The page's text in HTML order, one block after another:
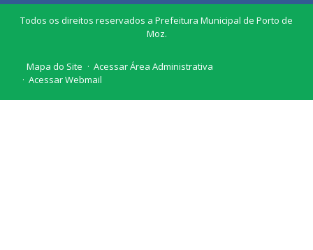
Todos os direitos reservados a Prefeitura Municipal de Porto de
Moz.
Mapa do Site
Acessar Área Administrativa
Acessar Webmail